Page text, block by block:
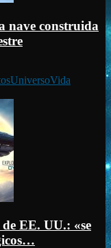
nave construida
UniversoVida
EE. UU.: «se